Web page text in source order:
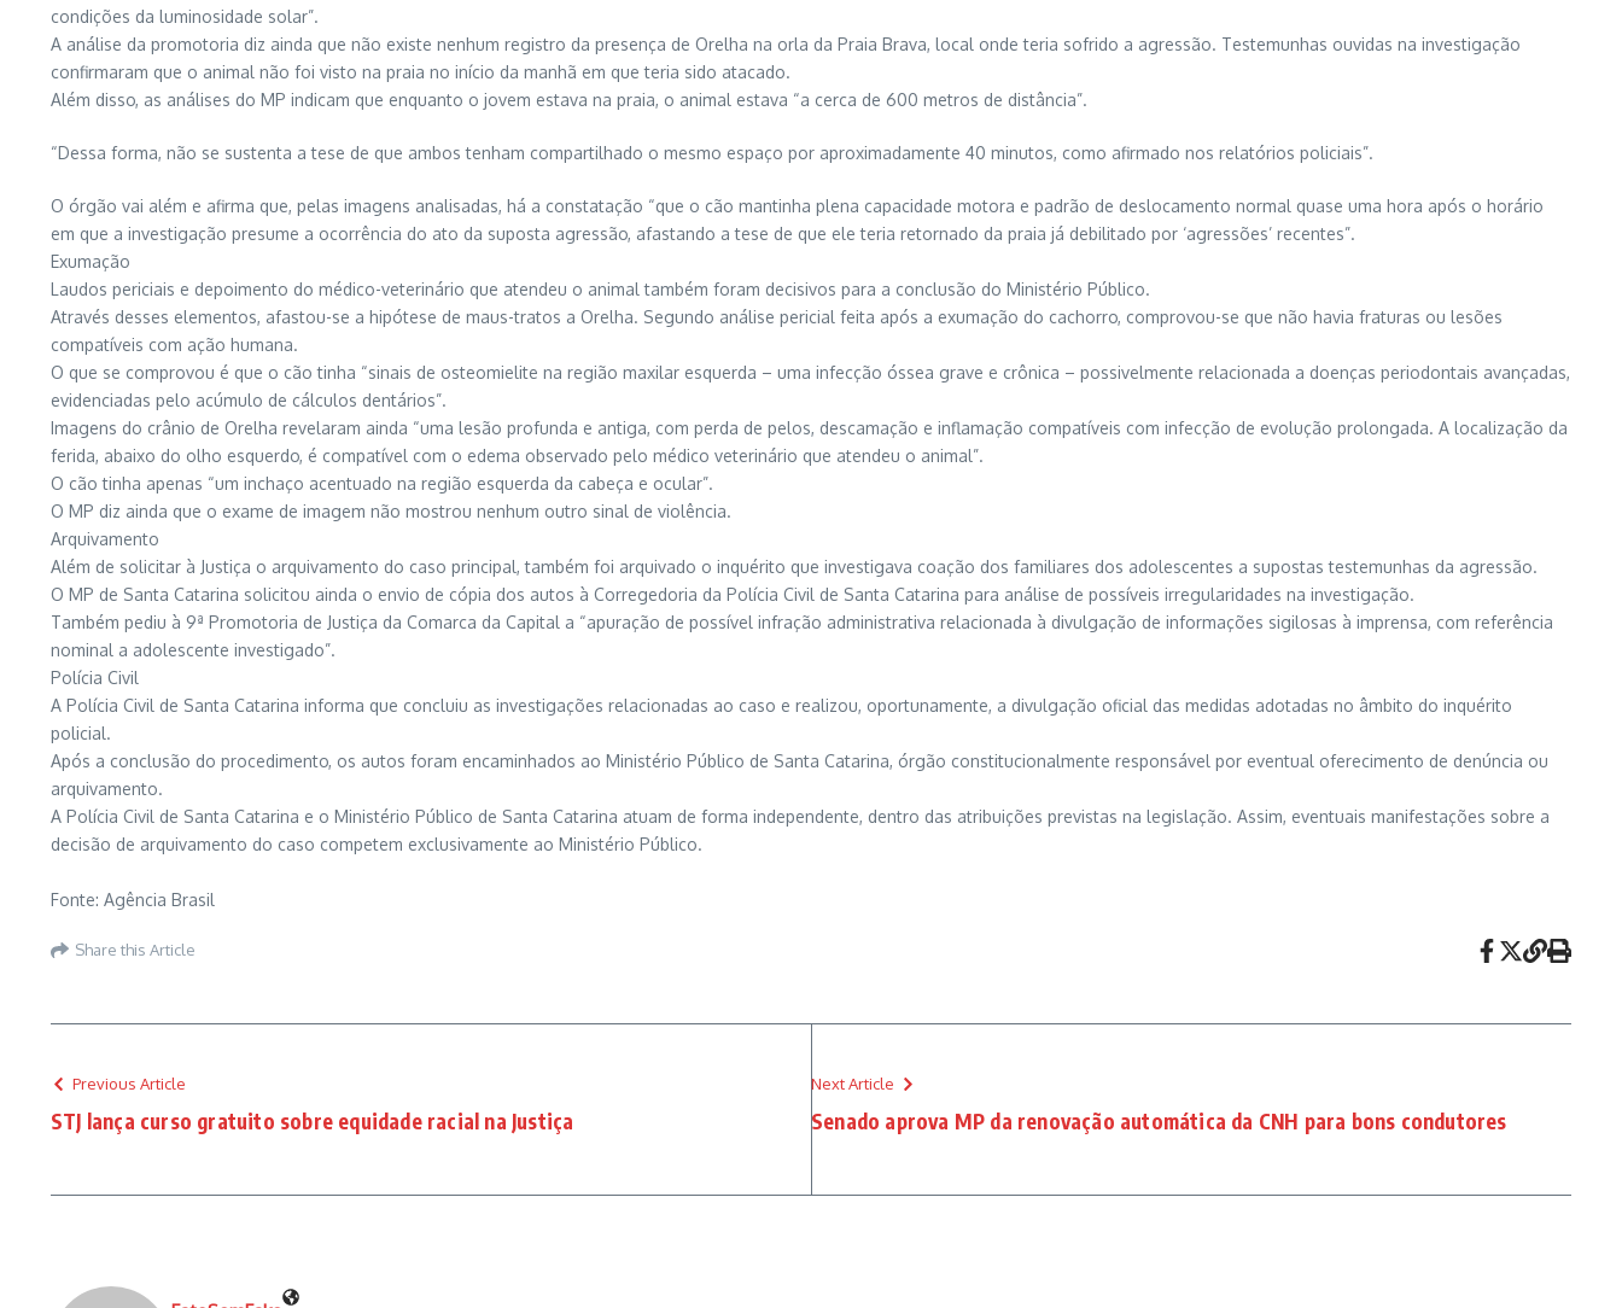
condições da luminosidade solar”.
A análise da promotoria diz ainda que não existe nenhum registro da presença de Orelha na orla da Praia Brava, local onde teria sofrido a agressão. Testemunhas ouvidas na investigação
confirmaram que o animal não foi visto na praia no início da manhã em que teria sido atacado.
Além disso, as análises do MP indicam que enquanto o jovem estava na praia, o animal estava “a cerca de 600 metros de distância”.
“Dessa forma, não se sustenta a tese de que ambos tenham compartilhado o mesmo espaço por aproximadamente 40 minutos, como afirmado nos relatórios policiais”.
O órgão vai além e afirma que, pelas imagens analisadas, há a constatação “que o cão mantinha plena capacidade motora e padrão de deslocamento normal quase uma hora após o horário
em que a investigação presume a ocorrência do ato da suposta agressão, afastando a tese de que ele teria retornado da praia já debilitado por ‘agressões’ recentes”.
Exumação
Laudos periciais e depoimento do médico-veterinário que atendeu o animal também foram decisivos para a conclusão do Ministério Público.
Através desses elementos, afastou-se a hipótese de maus-tratos a Orelha. Segundo análise pericial feita após a exumação do cachorro, comprovou-se que não havia fraturas ou lesões
compatíveis com ação humana.
O que se comprovou é que o cão tinha “sinais de osteomielite na região maxilar esquerda – uma infecção óssea grave e crônica – possivelmente relacionada a doenças periodontais avançadas,
evidenciadas pelo acúmulo de cálculos dentários”.
Imagens do crânio de Orelha revelaram ainda “uma lesão profunda e antiga, com perda de pelos, descamação e inflamação compatíveis com infecção de evolução prolongada. A localização da
ferida, abaixo do olho esquerdo, é compatível com o edema observado pelo médico veterinário que atendeu o animal”.
O cão tinha apenas “um inchaço acentuado na região esquerda da cabeça e ocular”.
O MP diz ainda que o exame de imagem não mostrou nenhum outro sinal de violência.
Arquivamento
Além de solicitar à Justiça o arquivamento do caso principal, também foi arquivado o inquérito que investigava coação dos familiares dos adolescentes a supostas testemunhas da agressão.
O MP de Santa Catarina solicitou ainda o envio de cópia dos autos à Corregedoria da Polícia Civil de Santa Catarina para análise de possíveis irregularidades na investigação.
Também pediu à 9ª Promotoria de Justiça da Comarca da Capital a “apuração de possível infração administrativa relacionada à divulgação de informações sigilosas à imprensa, com referência
nominal a adolescente investigado”.
Polícia Civil
A Polícia Civil de Santa Catarina informa que concluiu as investigações relacionadas ao caso e realizou, oportunamente, a divulgação oficial das medidas adotadas no âmbito do inquérito
policial.
Após a conclusão do procedimento, os autos foram encaminhados ao Ministério Público de Santa Catarina, órgão constitucionalmente responsável por eventual oferecimento de denúncia ou
arquivamento.
A Polícia Civil de Santa Catarina e o Ministério Público de Santa Catarina atuam de forma independente, dentro das atribuições previstas na legislação. Assim, eventuais manifestações sobre a
decisão de arquivamento do caso competem exclusivamente ao Ministério Público.
Fonte: Agência Brasil
Share this Article
Previous Article
STJ lança curso gratuito sobre equidade racial na Justiça
Next Article
Senado aprova MP da renovação automática da CNH para bons condutores